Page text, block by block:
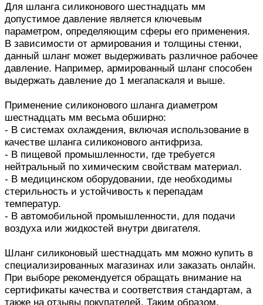
Для шланга силиконового шестнадцать мм
допустимое давление является ключевым
параметром, определяющим сферы его применения.
В зависимости от армирования и толщины стенки,
данный шланг может выдерживать различное рабочее
давление. Например, армированный шланг способен
выдержать давление до 1 мегапаскаля и выше.
Применение силиконового шланга диаметром
шестнадцать мм весьма обширно:
- В системах охлаждения, включая использование в
качестве шланга силиконового антифриза.
- В пищевой промышленности, где требуется
нейтральный по химическим свойствам материал.
- В медицинском оборудовании, где необходимы
стерильность и устойчивость к перепадам
температур.
- В автомобильной промышленности, для подачи
воздуха или жидкостей внутри двигателя.
Шланг силиконовый шестнадцать мм можно купить в
специализированных магазинах или заказать онлайн.
При выборе рекомендуется обращать внимание на
сертификаты качества и соответствия стандартам, а
также на отзывы покупателей. Таким образом,